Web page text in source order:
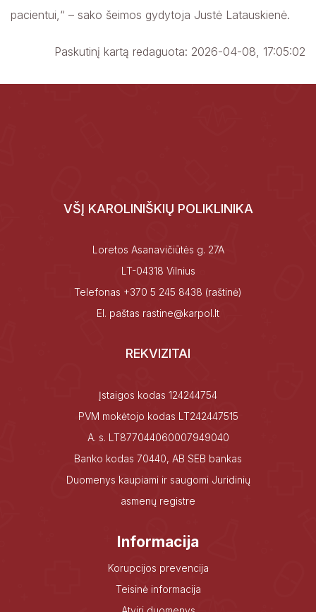
pacientui,“ – sako šeimos gydytoja Justė Latauskienė.
Paskutinį kartą redaguota: 2026-04-08, 17:05:02
VŠĮ KAROLINIŠKIŲ POLIKLINIKA
Loretos Asanavičiūtės g. 27A
LT-04318 Vilnius
Telefonas +370 5 245 8438 (raštinė)
El. paštas rastine@karpol.lt
REKVIZITAI
Įstaigos kodas 124244754
PVM mokėtojo kodas LT242447515
A. s. LT877044060007949040
Banko kodas 70440, AB SEB bankas
Duomenys kaupiami ir saugomi Juridinių
asmenų registre
Informacija
Korupcijos prevencija
Teisinė informacija